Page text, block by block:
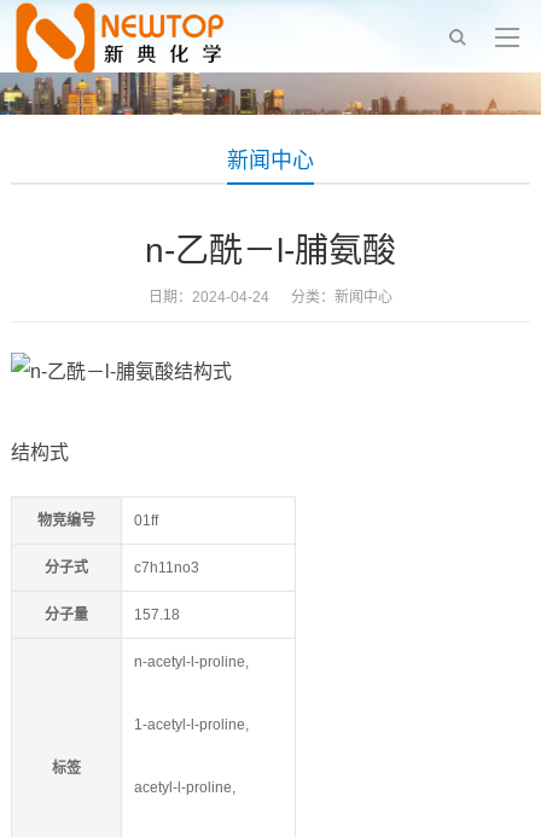
新闻中心
n-乙酰－l-脯氨酸
日期：2024-04-24 分类： 新闻中心
结构式
物竞编号 01ff
分子式 c7h11no3
分子量 157.18
标签
n-acetyl-l-proline,
1-acetyl-l-proline,
acetyl-l-proline,